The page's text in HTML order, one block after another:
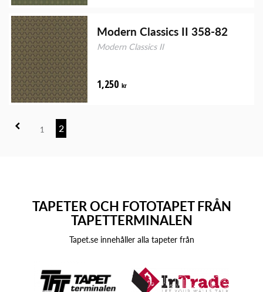
Modern Classics II 358-82
Modern Classics II
1,250 kr
1 2
TAPETER OCH FOTOTAPET FRÅN
TAPETTERMINALEN
Tapet.se innehåller alla tapeter från